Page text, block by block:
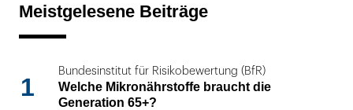
Meistgelesene Beiträge
1
Bundesinstitut für Risikobewertung (BfR)
Welche Mikronährstoffe braucht die
Generation 65+?